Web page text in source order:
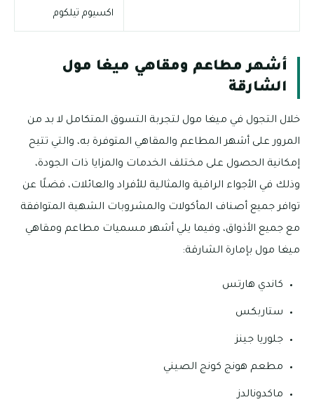
اكسيوم تيلكوم
أشهر مطاعم ومقاهي ميغا مول
الشارقة
خلال التجول في ميغا مول لتجربة التسوق المتكامل لا بد من
المرور على أشهر المطاعم والمقاهي المتوفرة به، والتي تتيح
إمكانية الحصول على مختلف الخدمات والمزايا ذات الجودة،
وذلك في الأجواء الراقية والمثالية للأفراد والعائلات، فضلًا عن
توافر جميع أصناف المأكولات والمشروبات الشهية المتوافقة
مع جميع الأذواق، وفيما يلي أشهر مسميات مطاعم ومقاهي
ميغا مول بإمارة الشارقة:
كاندي هارتس
ستاربكس
جلوريا جينز
مطعم هونج كونج الصيني
ماكدونالدز